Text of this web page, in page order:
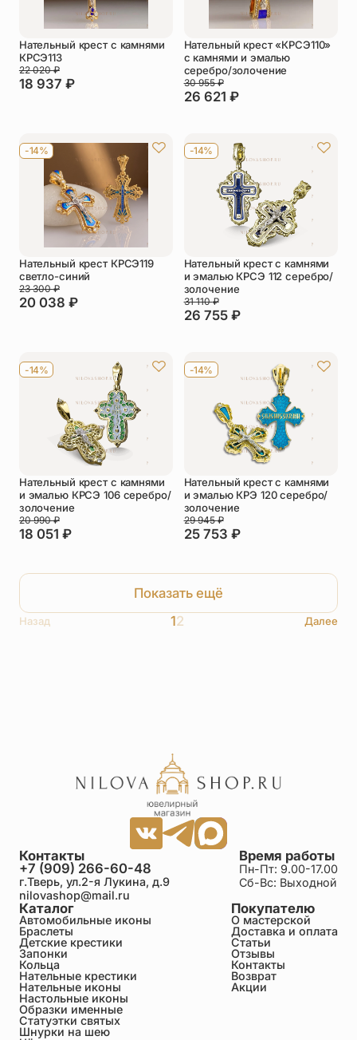
Нательный крест с камнями
КРСЭ113
18 937 ₽
22 020₽
Нательный крест «КРСЭ110»
с камнями и эмалью
серебро/золочение
26 621 ₽
30 955₽
-14%
Нательный крест КРСЭ119
светло-синий
20 038 ₽
23 300₽
-14%
Нательный крест с камнями
и эмалью КРСЭ 112 серебро/
золочение
26 755 ₽
31 110₽
-14%
Нательный крест с камнями
и эмалью КРСЭ 106 серебро/
золочение
18 051 ₽
20 990₽
-14%
Нательный крест с камнями
и эмалью КРЭ 120 серебро/
золочение
25 753 ₽
29 945₽
Показать ещё
Назад 12 Далее
Каталог
Автомобильные иконы
Браслеты
Детские крестики
Запонки
Кольца
Нательные крестики
Нательные иконы
Настольные иконы
Образки именные
Статуэтки святых
Шнурки на шею
Покупателю
О мастерской
Доставка и оплата
Статьи
Отзывы
Контакты
Возврат
Акции
Время работы
Пн-Пт: 9.00-17.00
Сб-Вс: Выходной
Контакты
+7 (909) 266-60-48
г.Тверь, ул.2-я Лукина, д.9
nilovashop@mail.ru